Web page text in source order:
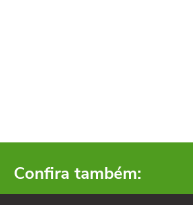
Confira também: